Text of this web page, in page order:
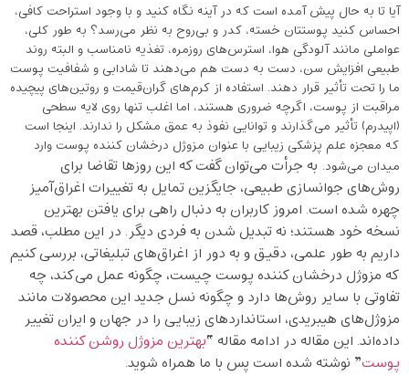
آیا تا به حال پیش آمده است که در آینه نگاه کنید و با وجود استراحت کافی،
احساس کنید پوستتان خسته، کدر و بی‌روح به نظر می‌رسد؟ به طور کلی،
عواملی مانند آلودگی هوا، استرس‌های روزمره، تغذیه نامناسب و البته روند
طبیعی افزایش سن، دست به دست هم می‌دهند تا شادابی و شفافیت پوست
ما را تحت تأثیر قرار دهند. استفاده از کرم‌های گران‌قیمت و روتین‌های پیچیده
مراقبت از پوست، اگرچه ضروری هستند، اما اغلب تنها روی لایه سطحی
(اپیدرم) تأثیر می‌گذارند و توانایی نفوذ به عمق مشکل را ندارند. اینجا است
که معجزه علم پزشکی زیبایی با عنوان مزوژل درخشان کننده پوست وارد
میدان می‌شود. به جرأت می‌توان گفت که این روزها تقاضا برای
روش‌های جوانسازی طبیعی، جایگزین تمایل به تغییرات اغراق‌آمیز
چهره شده است. امروز کاربران به دنبال راهی برای یافتن بهترین
نسخه خود هستند؛ نه تبدیل شدن به فردی دیگر. در این مطلب، قصد
داریم به طور علمی، دقیق و به دور از اغراق‌های تبلیغاتی، بررسی کنیم
که مزوژل درخشان کننده پوست چیست، چگونه عمل می‌کند، چه
تفاوتی با سایر روش‌ها دارد و چگونه نسل جدید این محصولات مانند
مزوژل‌های هیبریدی، استانداردهای زیبایی را در جهان و ایران تغییر
داده‌اند. این مقاله در ادامه مقاله “بهترین مزوژل روشن کننده
پوست” نوشته شده است پس با ما همراه شوید.